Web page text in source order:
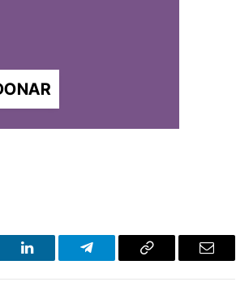
LinkedIn Telegram Copy
Email